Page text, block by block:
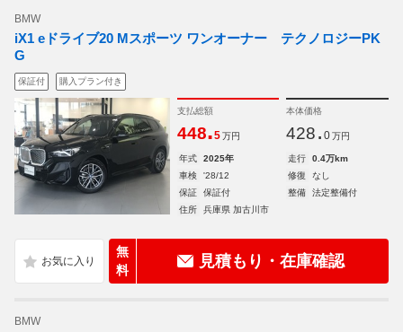
BMW
iX1 eドライブ20 Mスポーツ ワンオーナー テクノロジーPK
G
保証付 購入プラン付き
支払総額
448.5 万円
本体価格
428. 0 万円
年式 2025年 走行
0.4万km
車検
'28/12 修復
なし
保証
保証付 整備
法定整備付
住所
兵庫県 加古川市
無
料
見積もり・在庫確認
BMW